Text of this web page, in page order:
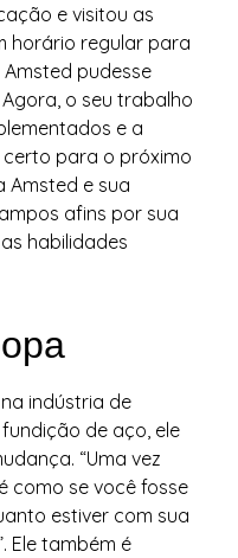
e visitou as
horário regular para
pudesse
o seu trabalho
e a
para o próximo
Amsted e sua
afins por sua
habilidades
indústria de
de aço, ele
“Uma vez
como se você fosse
estiver com sua
Ele também é